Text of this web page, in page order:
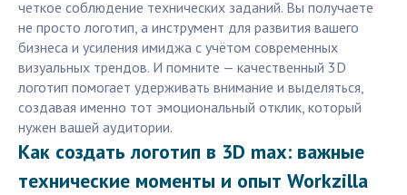
четкое соблюдение технических заданий. Вы получаете
не просто логотип, а инструмент для развития вашего
бизнеса и усиления имиджа с учётом современных
визуальных трендов. И помните — качественный 3D
логотип помогает удерживать внимание и выделяться,
создавая именно тот эмоциональный отклик, который
нужен вашей аудитории.
Как создать логотип в 3D max: важные
технические моменты и опыт Workzilla